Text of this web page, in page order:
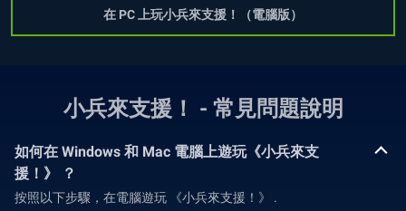
在 PC 上玩小兵來支援！（電腦版）
小兵來支援！ - 常見問題說明
如何在 Windows 和 Mac 電腦上遊玩《小兵來支
援！》 ？
按照以下步驟，在電腦遊玩 《小兵來支援！》 .